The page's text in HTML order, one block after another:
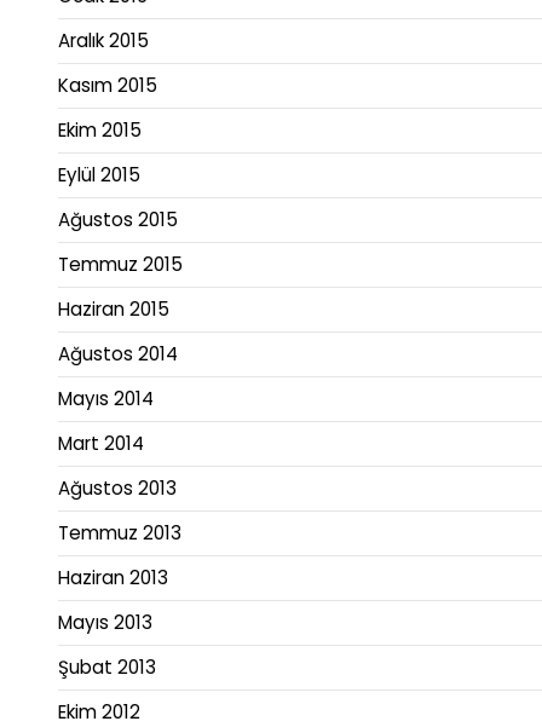
Aralık 2015
Kasım 2015
Ekim 2015
Eylül 2015
Ağustos 2015
Temmuz 2015
Haziran 2015
Ağustos 2014
Mayıs 2014
Mart 2014
Ağustos 2013
Temmuz 2013
Haziran 2013
Mayıs 2013
Şubat 2013
Ekim 2012